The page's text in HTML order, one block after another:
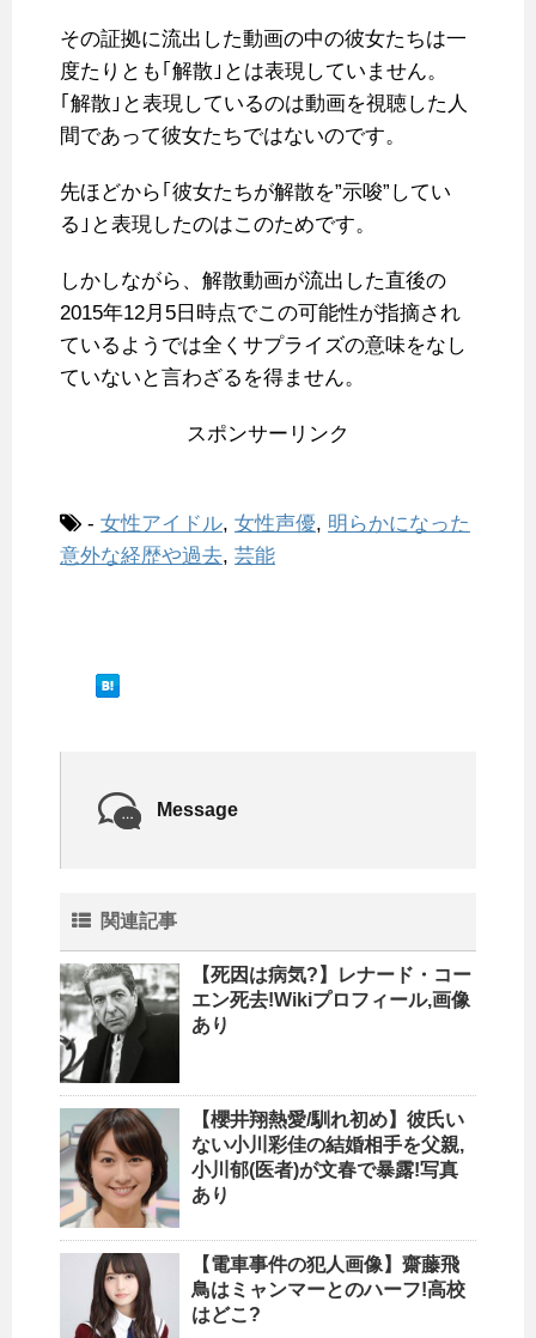
その証拠に流出した動画の中の彼女たちは一
度たりとも｢解散｣とは表現していません。
｢解散｣と表現しているのは動画を視聴した人
間であって彼女たちではないのです。
先ほどから｢彼女たちが解散を”示唆”してい
る｣と表現したのはこのためです。
しかしながら、解散動画が流出した直後の
2015年12月5日時点でこの可能性が指摘され
ているようでは全くサプライズの意味をなし
ていないと言わざるを得ません。
スポンサーリンク
- 女性アイドル, 女性声優, 明らかになった
意外な経歴や過去, 芸能
Message
関連記事
【死因は病気?】レナード・コー
エン死去!Wikiプロフィール,画像
あり
【櫻井翔熱愛/馴れ初め】彼氏い
ない小川彩佳の結婚相手を父親,
小川郁(医者)が文春で暴露!写真
あり
【電車事件の犯人画像】齋藤飛
鳥はミャンマーとのハーフ!高校
はどこ?